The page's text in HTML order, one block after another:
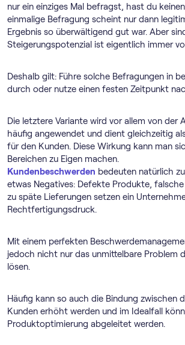
nur ein einziges Mal befragst, hast du
einmalige Befragung scheint nur dann
Ergebnis so überwältigend gut war. Aber
Steigerungspotenzial ist eigentlich immer
Deshalb gilt: Führe solche Befragungen in
durch oder nutze einen festen Zeitpunkt
Die letztere Variante wird vor allem von der
häufig angewendet und dient gleichzeitig
für den Kunden. Diese Wirkung kann man
Bereichen zu Eigen machen.
Kundenbeschwerden bedeuten natürlich
etwas Negatives: Defekte Produkte,
zu späte Lieferungen setzen ein
Rechtfertigungsdruck.
Mit einem perfekten
jedoch nicht nur das unmittelbare Problem
lösen.
Häufig kann so auch die Bindung zwischen
Kunden erhöht werden und im Idealfall
Produktoptimierung abgeleitet werden.